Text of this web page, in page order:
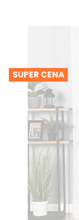
SUPER CENA